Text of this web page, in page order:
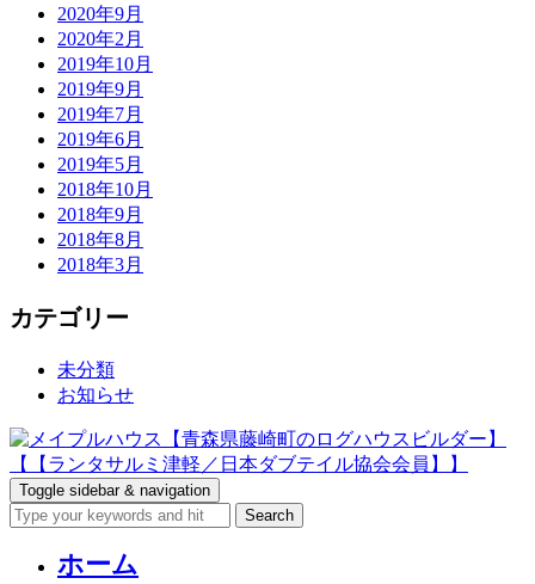
2020年9月
2020年2月
2019年10月
2019年9月
2019年7月
2019年6月
2019年5月
2018年10月
2018年9月
2018年8月
2018年3月
カテゴリー
未分類
お知らせ
Toggle sidebar & navigation
ホーム